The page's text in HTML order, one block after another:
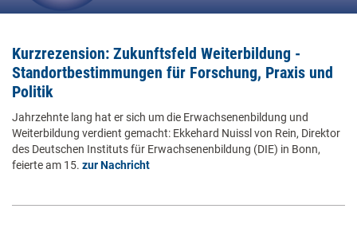
Kurzrezension: Zukunftsfeld Weiterbildung -
Standortbestimmungen für Forschung, Praxis und
Politik
Jahrzehnte lang hat er sich um die Erwachsenenbildung und
Weiterbildung verdient gemacht: Ekkehard Nuissl von Rein, Direktor
des Deutschen Instituts für Erwachsenenbildung (DIE) in Bonn,
feierte am 15. zur Nachricht